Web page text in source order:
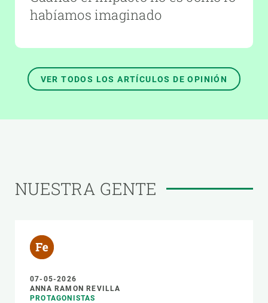
habíamos imaginado
VER TODOS LOS ARTÍCULOS DE OPINIÓN
NUESTRA GENTE
07-05-2026
ANNA RAMON REVILLA
PROTAGONISTAS